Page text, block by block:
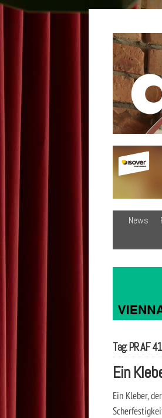
News
Tag: PR AF
Ein
Ein Kleber,